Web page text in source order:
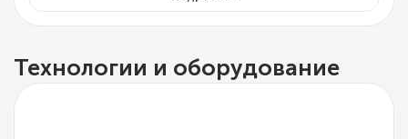
Технологии и оборудование